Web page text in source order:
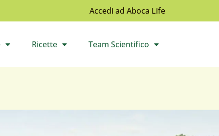
Accedi ad Aboca Life
Apri il sottomenù
Ricette Apri il sottomenù
Team Scientifico